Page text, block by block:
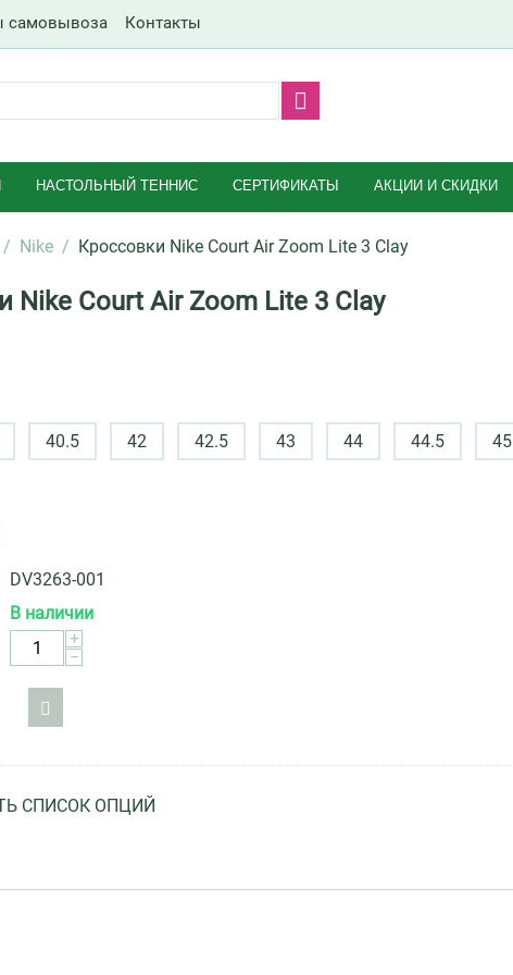
самовывоза Контакты
НАСТОЛЬНЫЙ ТЕННИС СЕРТИФИКАТЫ АКЦИИ И СКИДКИ
/ Nike / Кроссовки Nike Court Air Zoom Lite 3 Clay
Nike Court Air Zoom Lite 3 Clay
40.5 42 42.5 43 44 44.5 45
DV3263-001
В наличии
+
−
СПИСОК ОПЦИЙ